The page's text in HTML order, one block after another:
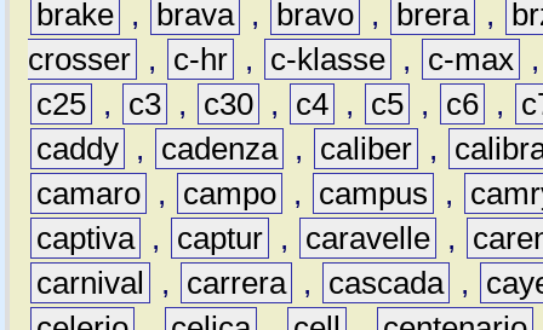
brake , brava , bravo , brera ,
crosser , c-hr , c-klasse , c-max
c25 , c3 , c30 , c4 , c5 , c6 ,
caddy , cadenza , caliber ,
camaro , campo , campus ,
captiva , captur , caravelle ,
carnival
, carrera , cascada ,